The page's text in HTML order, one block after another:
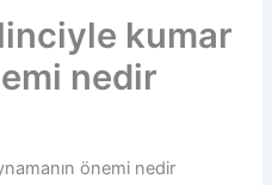
kumar
nedir
önemi nedir